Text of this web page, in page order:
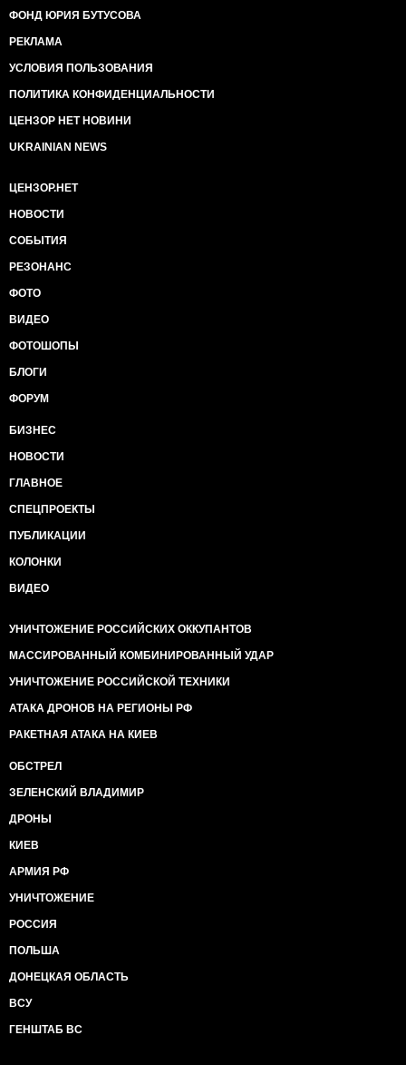
ФОНД ЮРИЯ БУТУСОВА
РЕКЛАМА
УСЛОВИЯ ПОЛЬЗОВАНИЯ
ПОЛИТИКА КОНФИДЕНЦИАЛЬНОСТИ
ЦЕНЗОР НЕТ НОВИНИ
UKRAINIAN NEWS
ЦЕНЗОР.НЕТ
НОВОСТИ
СОБЫТИЯ
РЕЗОНАНС
ФОТО
ВИДЕО
ФОТОШОПЫ
БЛОГИ
ФОРУМ
БИЗНЕС
НОВОСТИ
ГЛАВНОЕ
СПЕЦПРОЕКТЫ
ПУБЛИКАЦИИ
КОЛОНКИ
ВИДЕО
УНИЧТОЖЕНИЕ РОССИЙСКИХ ОККУПАНТОВ
МАССИРОВАННЫЙ КОМБИНИРОВАННЫЙ УДАР
УНИЧТОЖЕНИЕ РОССИЙСКОЙ ТЕХНИКИ
АТАКА ДРОНОВ НА РЕГИОНЫ РФ
РАКЕТНАЯ АТАКА НА КИЕВ
ОБСТРЕЛ
ЗЕЛЕНСКИЙ ВЛАДИМИР
ДРОНЫ
КИЕВ
АРМИЯ РФ
УНИЧТОЖЕНИЕ
РОССИЯ
ПОЛЬША
ДОНЕЦКАЯ ОБЛАСТЬ
ВСУ
ГЕНШТАБ ВС